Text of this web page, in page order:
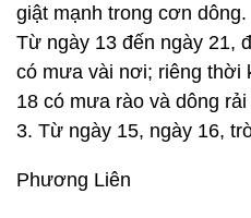
giật mạnh trong cơn dông.
Từ ngày 13 đến ngày 21,
có mưa vài nơi; riêng thời
18 có mưa rào và dông
3. Từ ngày 15, ngày 16,
Phương Liên